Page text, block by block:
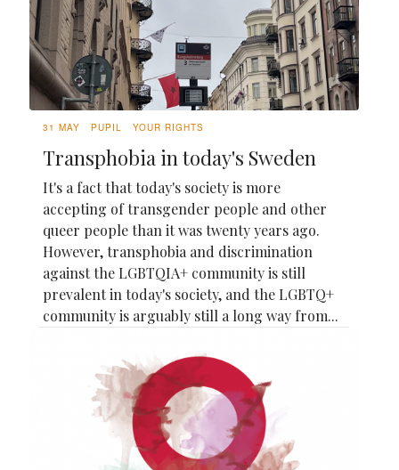
31 MAY PUPIL YOUR RIGHTS
Transphobia in today's Sweden
It's a fact that today's society is more
accepting of transgender people and other
queer people than it was twenty years ago.
However, transphobia and discrimination
against the LGBTQIA+ community is still
prevalent in today's society, and the LGBTQ+
community is arguably still a long way from...